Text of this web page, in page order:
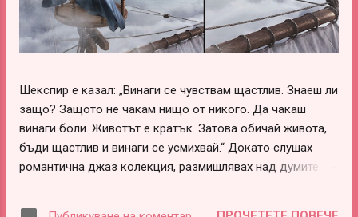
Шекспир е казал: „Винаги се чувствам щастлив. Знаеш ли
защо? Защото не чакам нищо от никого. Да чакаш
винаги боли. Животът е кратък. Затова обичай живота,
бъди щастлив и винаги се усмихвай.“ Докато слушах
романтична джаз колекция, размишлявах над думите на
Шекспир. В тях има наистина много истини, които обаче